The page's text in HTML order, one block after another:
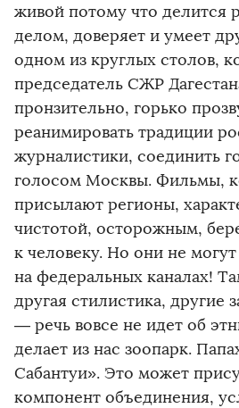
живой потому что делится
делом, доверяет и умеет
одном из круглых столов,
председатель СЖР
пронзительно, горько
реанимировать традиции
журналистики, соединить
голосом Москвы. Фильмы,
присылают регионы,
чистотой, осторожным,
к человеку. Но они не
на федеральных каналах!
другая стилистика, другие
— речь вовсе не идет об
делает из нас зоопарк.
Сабантуи». Это может
компонент объединения,